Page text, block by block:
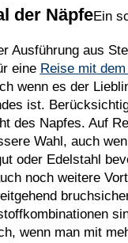
der NäpfeEin
Ausführung aus
eine Reise mit
wenn es der
ist.
des Napfes. Auf
Wahl, auch
oder Edelstahl
noch weitere
wenn man mit